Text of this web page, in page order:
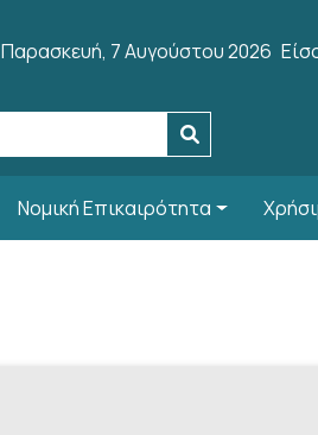
Παρασκευή, 7 Αυγούστου 2026
Νομική Επικαιρότητα